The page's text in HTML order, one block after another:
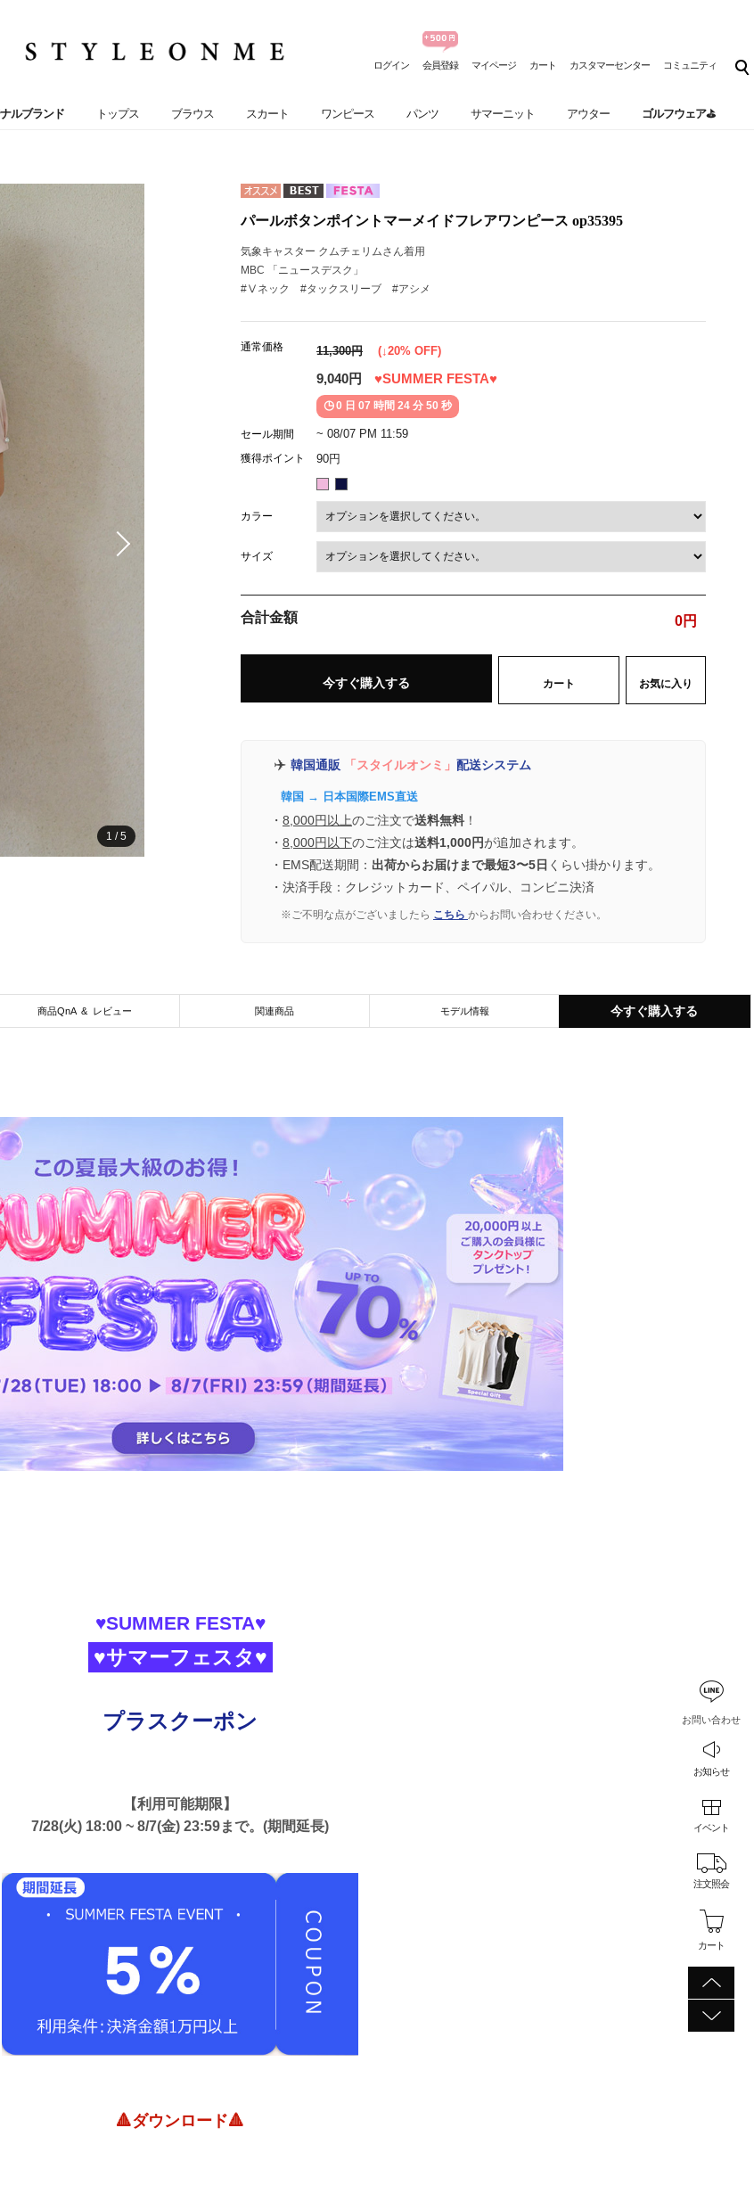
ログイン 会員登録 マイページ カート カスタマーセンター コミュニティ
ルブランド トップス ブラウス スカート ワンピース パンツ サマーニット アウター ゴルフウェア⛳
お問い合わせ
お知らせ
イベント
注文照会
カート
1 /5
パールボタンポイントマーメイドフレアワンピース op35395
気象キャスター クムチェリムさん着用
MBC 「ニュースデスク」
#Ⅴネック #タックスリーブ #アシメ
通常価格 11,300円 (↓20% OFF)
9,040円 ♥SUMMER FESTA♥
0 日 07 時間 24 分 49 秒
セール期間 ~ 08/07 PM 11:59
獲得ポイント 90円
カラー
サイズ
合計金額 0円
今すぐ購入する カート お気に入り
✈️ 韓国通販 「スタイルオンミ」 配送システム
韓国 → 日本国際EMS直送
・ 8,000円以上のご注文で送料無料 ！
・ 8,000円以下のご注文は送料1,000円が追加されます。
・EMS配送期間： 出荷からお届けまで最短3〜5日 くらい掛かります。
・決済手段：クレジットカード、ペイパル、コンビニ決済
※ご不明な点がございましたら こちら からお問い合わせください。
商品QnA & レビュー 関連商品 モデル情報 今すぐ購入する
♥SUMMER FESTA♥
♥サマーフェスタ♥
プラスクーポン
【利用可能期限】
7/28(火) 18:00 ~ 8/7(金) 23:59まで。(期間延長)
🔺ダウンロード🔺